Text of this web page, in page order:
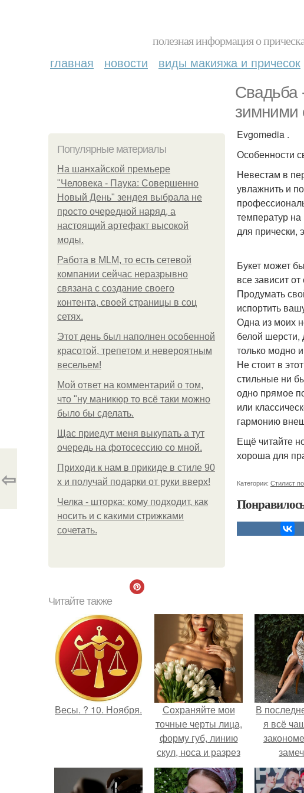
полезная информация о
главная новости виды макияжа и причесок
Свадьба
зимними
Популярные материалы
На шанхайской премьере
"Человека - Паука: Совершенно
Новый День" зендея выбрала не
просто очередной наряд, а
настоящий артефакт высокой
моды.
Работа в MLM, то есть сетевой
компании сейчас неразрывно
связана с создание своего
контента, своей страницы в соц
сетях.
Этот день был наполнен особенной
красотой, трепетом и невероятным
весельем!
Мой ответ на комментарий о том,
что "ну маникюр то всё таки можно
было бы сделать.
Щас приедут меня выкупать а тут
очередь на фотосессию со мной.
Приходи к нам в прикиде в стиле 90
х и получай подарки от руки вверх!
Челка - шторка: кому подходит, как
носить и с какими стрижками
сочетать.
Evgomedia .
Особенности
Невестам в
увлажнить и
температур
для прически,
Букет может
все зависит
Продумать
испортить
Одна из моих
белой шерсти,
только модно
Не стоит в
стильные ни
одно прямое
или
гармонию
Ещё читайте
хороша для
Категории: Стилист
⇦
Читайте также
Весы. ? 10. Ноября.
Сохраняйте мои
точные черты лица,
форму губ, линию
скул, носа и разрез
глаз.
В
я всё